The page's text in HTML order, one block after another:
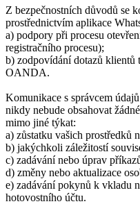
Z bezpečnostních důvodů se
prostřednictvím aplikace
a) podpory při procesu
registračního procesu);
b) zodpovídání dotazů klientů
OANDA.
Komunikace s správcem
nikdy nebude obsahovat
mimo jiné týkat:
a) zůstatku vašich prostředků
b) jakýchkoli záležitostí
c) zadávání nebo úprav
d) změny nebo aktualizace
e) zadávání pokynů k vkladu
hotovostního účtu.